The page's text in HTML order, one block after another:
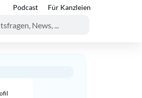
Podcast Für Kanzleien